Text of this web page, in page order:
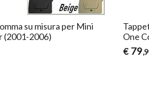
su misura per Mini
(2001-2006)
One
€ 79